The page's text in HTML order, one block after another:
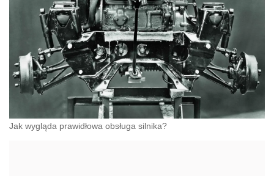
Jak wygląda prawidłowa obsługa silnika?